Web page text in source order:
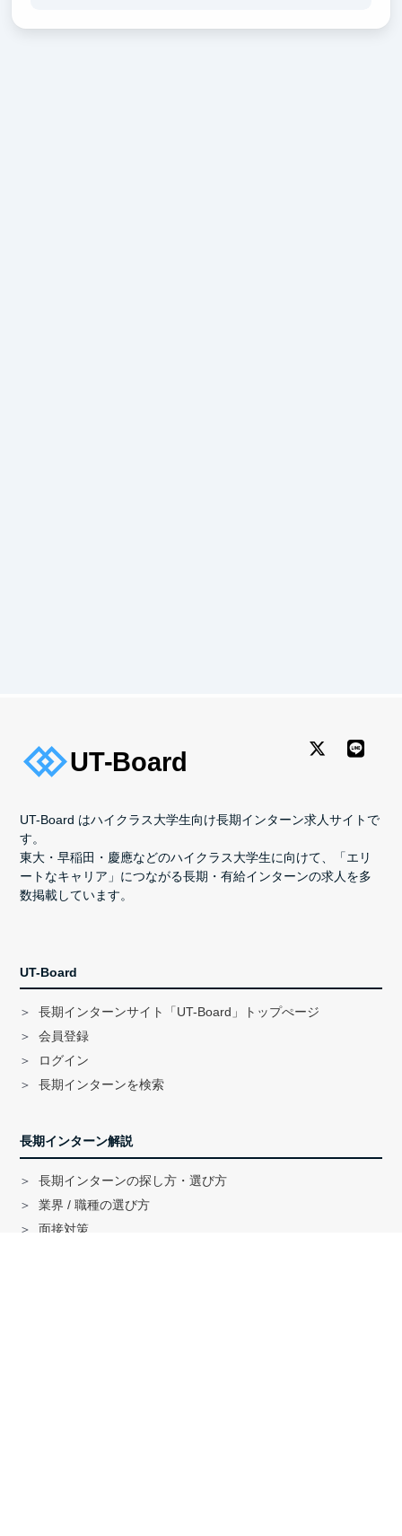
UT-Board はハイクラス大学生向け長期インターン求人サイトで
す。
東大・早稲田・慶應などのハイクラス大学生に向けて、「エリ
ートなキャリア」につながる長期・有給インターンの求人を多
数掲載しています。
UT-Board
長期インターンサイト「UT-Board」トップぺージ
会員登録
ログイン
長期インターンを検索
長期インターン解説
長期インターンの探し方・選び方
業界 / 職種の選び方
面接対策